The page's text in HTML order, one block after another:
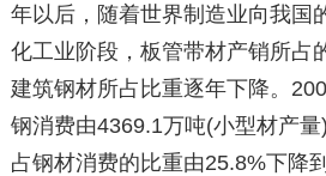
年以后，随着世界制造业向我国
化工业阶段，板管带材产销所占
建筑钢材所占比重逐年下降。
钢消费由4369.1万吨(小型材产量
占钢材消费的比重由25.8%下降